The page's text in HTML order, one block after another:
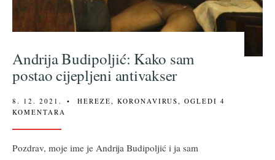
Andrija Budipoljić: Kako sam
postao cijepljeni antivakser
8. 12. 2021. • HEREZE KORONAVIRUS OGLEDI 4
KOMENTARA
Pozdrav, moje ime je Andrija Budipoljić i ja sam